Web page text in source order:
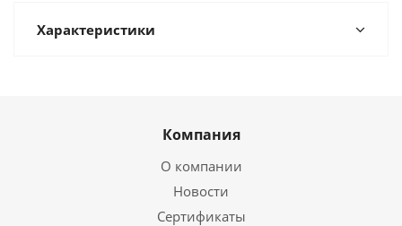
Характеристики
Компания
О компании
Новости
Сертификаты